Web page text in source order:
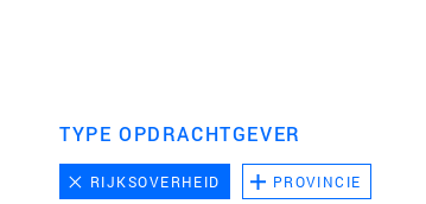
TYPE OPDRACHTGEVER
RIJKSOVERHEID PROVINCIE